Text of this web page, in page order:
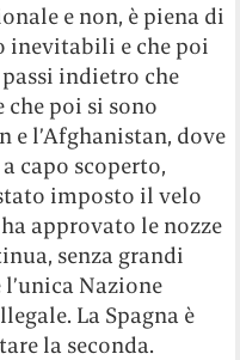
e non, è piena di
inevitabili e che poi
indietro che
poi si sono
e l’Afghanistan, dove
capo scoperto,
imposto il velo
approvato le nozze
senza grandi
Nazione
La Spagna è
la seconda.